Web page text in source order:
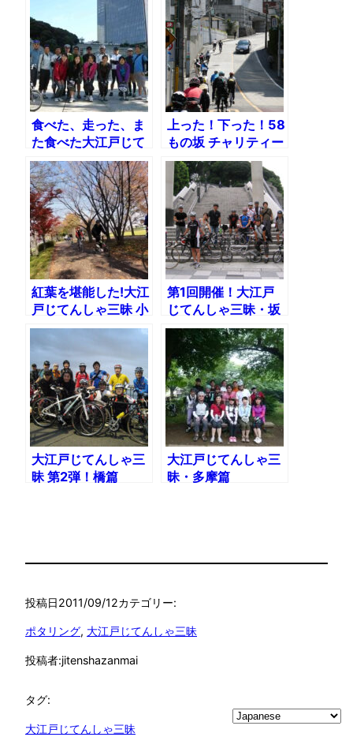
食べた、走った、ま
た食べた大江戸じて
んしゃ三昧「和スイ
ーツ編」
上った！下った！58
もの坂 チャリティー
ライド 大江戸じてん
しゃ三昧・坂編
紅葉を堪能した!大江
戸じてんしゃ三昧 小
江戸・川越編
第1回開催！大江戸
じてんしゃ三昧・坂
篇
大江戸じてんしゃ三
昧 第2弾！橋篇
大江戸じてんしゃ三
昧・多摩篇
投稿日2011/09/12カテゴリー:
ポタリング, 大江戸じてんしゃ三昧
投稿者:jitenshazanmai
タグ:
大江戸じてんしゃ三昧